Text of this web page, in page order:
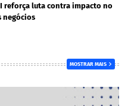
reforça luta contra impacto no
negócios
MOSTRAR MAIS